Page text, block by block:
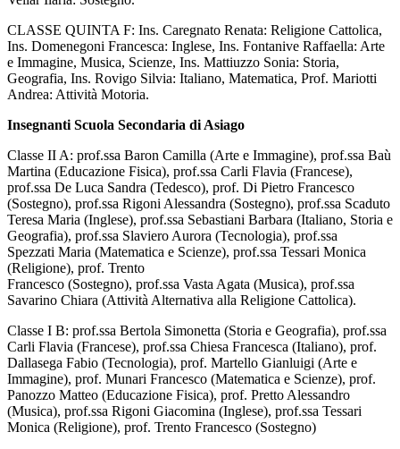
CLASSE QUINTA F: Ins. Caregnato Renata: Religione Cattolica,
Ins. Domenegoni Francesca: Inglese, Ins. Fontanive Raffaella: Arte
e Immagine, Musica, Scienze, Ins. Mattiuzzo Sonia: Storia,
Geografia, Ins. Rovigo Silvia: Italiano, Matematica, Prof. Mariotti
Andrea: Attività Motoria.
Insegnanti Scuola Secondaria di Asiago
Classe II A: prof.ssa Baron Camilla (Arte e Immagine), prof.ssa Baù
Martina (Educazione Fisica), prof.ssa Carli Flavia (Francese),
prof.ssa De Luca Sandra (Tedesco), prof. Di Pietro Francesco
(Sostegno), prof.ssa Rigoni Alessandra (Sostegno), prof.ssa Scaduto
Teresa Maria (Inglese), prof.ssa Sebastiani Barbara (Italiano, Storia e
Geografia), prof.ssa Slaviero Aurora (Tecnologia), prof.ssa
Spezzati Maria (Matematica e Scienze), prof.ssa Tessari Monica
(Religione), prof. Trento
Francesco (Sostegno), prof.ssa Vasta Agata (Musica), prof.ssa
Savarino Chiara (Attività Alternativa alla Religione Cattolica).
Classe I B: prof.ssa Bertola Simonetta (Storia e Geografia), prof.ssa
Carli Flavia (Francese), prof.ssa Chiesa Francesca (Italiano), prof.
Dallasega Fabio (Tecnologia), prof. Martello Gianluigi (Arte e
Immagine), prof. Munari Francesco (Matematica e Scienze), prof.
Panozzo Matteo (Educazione Fisica), prof. Pretto Alessandro
(Musica), prof.ssa Rigoni Giacomina (Inglese), prof.ssa Tessari
Monica (Religione), prof. Trento Francesco (Sostegno)